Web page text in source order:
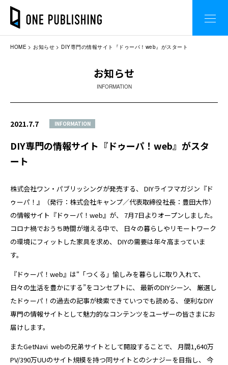
HOME お知らせ DIY専門の情報サイト『ドゥーパ！web』がスタート
お知らせ
INFORMATION
2021.7.7 INFORMATION
DIY専門の情報サイト『ドゥーパ！web』がスタ
ート
株式会社ワン・パブリッシングが発売する、 DIYライフマガジン『ド
ゥーパ！』（発行：株式会社キャンプ／代表取締役社長：豊田大作）
の情報サイト『ドゥーパ！web』が、 7月7日よりオープンしました。
コロナ禍でおうち時間が増える中で、 日々の暮らしやリモートワーク
の環境にフィットした家具を求め、 DIYの需要は年々高まっていま
す。
『ドゥーパ！web』は“「つくる」愉しみを暮らしに取り入れて、
日々の生活を豊かにする”をコンセプトに、 最新のDIYシーン、 厳選し
たドゥーパ！の過去の記事が検索できていつでも読める、 便利なDIY
専門の情報サイトとして魅力的なコンテンツをユーザーの皆さまにお
届けします。
またGetNavi webの兄弟サイトとして開設することで、 月間1,640万
PV/390万UUのサイト規模を持つ同サイトとのシナジーを目指し、 今